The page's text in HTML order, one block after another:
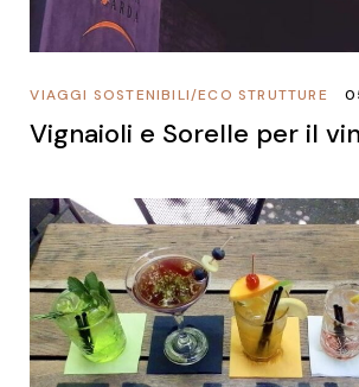
ECO STRUTTURE
/
VIAGGI SOSTENIBILI
Vignaioli e Sorelle per il